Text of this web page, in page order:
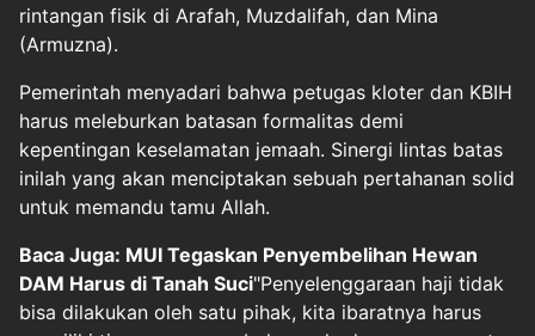
rintangan fisik di Arafah, Muzdalifah, dan Mina
(Armuzna).
Pemerintah menyadari bahwa petugas kloter dan KBIH
harus meleburkan batasan formalitas demi
kepentingan keselamatan jemaah. Sinergi lintas batas
inilah yang akan menciptakan sebuah pertahanan solid
untuk memandu tamu Allah.
Baca Juga: MUI Tegaskan Penyembelihan Hewan
DAM Harus di Tanah Suci"Penyelenggaraan haji tidak
bisa dilakukan oleh satu pihak, kita ibaratnya harus